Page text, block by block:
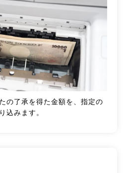
の了承を得た金額を、指定の
込みます。